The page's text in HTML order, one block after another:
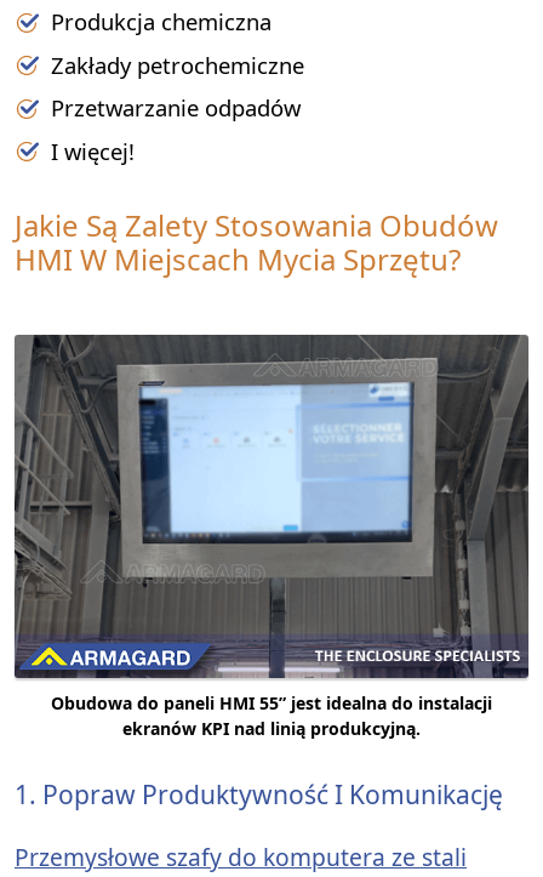
Produkcja chemiczna
Zakłady petrochemiczne
Przetwarzanie odpadów
I więcej!
Jakie Są Zalety Stosowania Obudów
HMI W Miejscach Mycia Sprzętu?
Obudowa do paneli HMI 55” jest idealna do instalacji
ekranów KPI nad linią produkcyjną.
1. Popraw Produktywność I Komunikację
Przemysłowe szafy do komputera ze stali